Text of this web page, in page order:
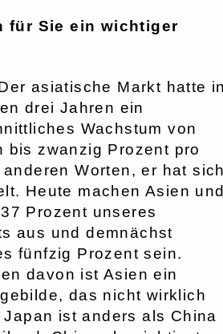
für Sie ein wichtiger
asiatische Markt hatte
drei Jahren ein
Wachstum von
bis zwanzig Prozent pro
anderen Worten, er hat
Heute machen Asien
Prozent unseres
aus und demnächst
fünfzig Prozent sein.
davon ist Asien ein
das nicht wirklich
ist anders als China